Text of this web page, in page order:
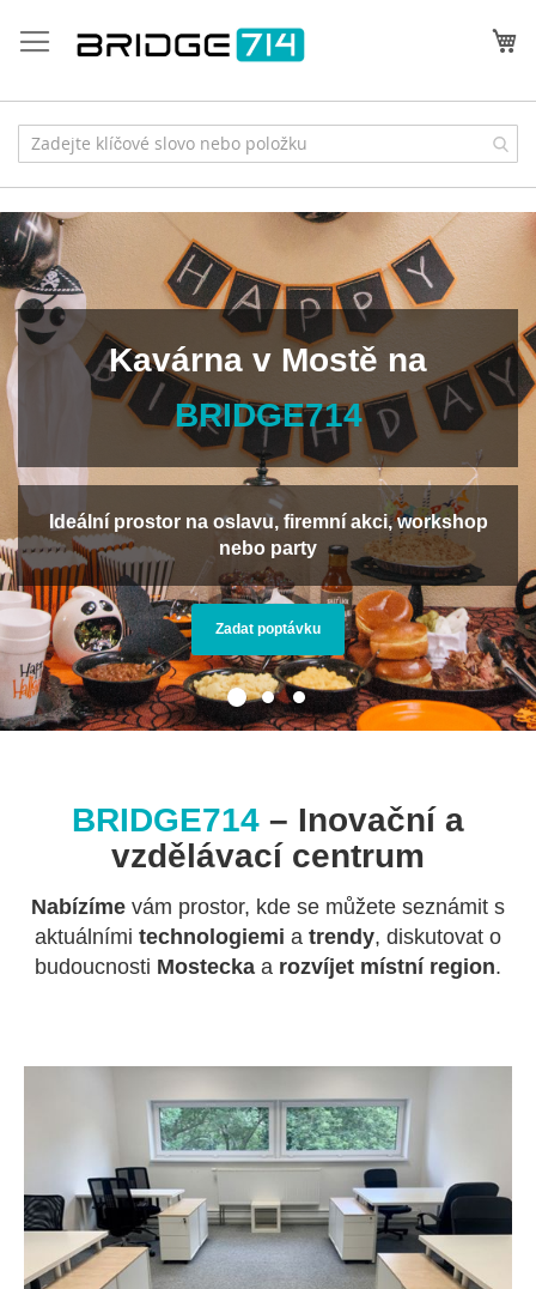
obsah
Kavárna v Mostě na
BRIDGE714
Ideální prostor na oslavu, firemní akci, workshop
nebo party
Zadat poptávku
BRIDGE714 – Inovační a
vzdělávací centrum
Nabízíme vám prostor, kde se můžete seznámit s
aktuálními technologiemi a trendy, diskutovat o
budoucnosti Mostecka a rozvíjet místní region.